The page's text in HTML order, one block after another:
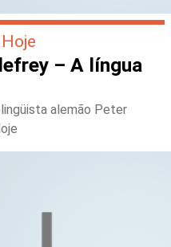
– A língua
alemão Peter